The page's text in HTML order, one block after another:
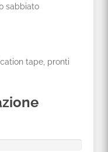
sabbiato
tape, pronti